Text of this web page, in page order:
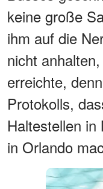
keine große
ihm auf die
nicht
erreichte,
Protokolls,
Haltestellen
in Orlando